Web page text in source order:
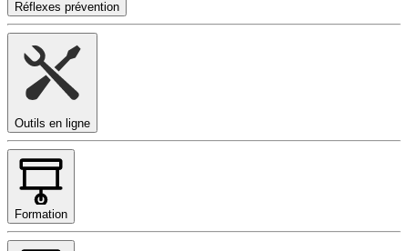
Réflexes prévention
Outils en ligne
Formation